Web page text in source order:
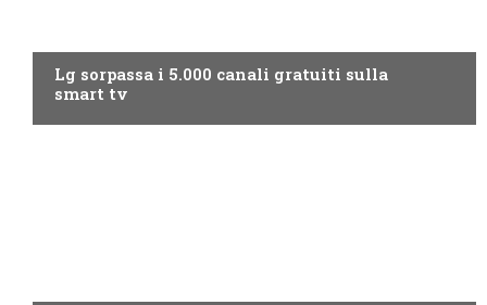
Lg sorpassa i 5.000 canali gratuiti sulla
smart tv